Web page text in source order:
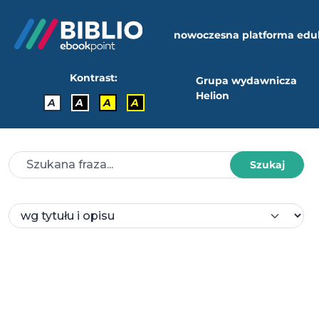
nowoczesna platforma
Kontrast:
A
A A A
Grupa wydawnicza
Helion
Szukaj